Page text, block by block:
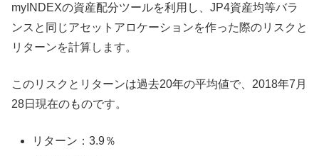
myINDEXの資産配分ツールを利用し、JP4資産均等バラ
ンスと同じアセットアロケーションを作った際のリスクと
リターンを計算します。
このリスクとリターンは過去20年の平均値で、2018年7月
28日現在のものです。
リターン：3.9％